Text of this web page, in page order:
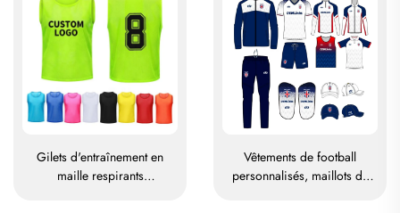
Gilets d'entraînement en
maille respirants
Vêtements de football
personnalisés, maillots de